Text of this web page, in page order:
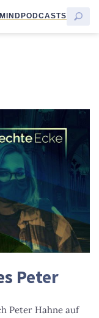
PODCASTS
Peter
Peter Hahne auf